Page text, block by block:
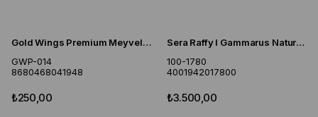
Gold Wings Premium Meyveli Kemirgen Yemi 1 Kg
GWP-014
8680468041948
₺250,00
Sera Raffy I Gammarus Nature - 3800 Ml 470 Gr
100-1780
4001942017800
₺3.500,00